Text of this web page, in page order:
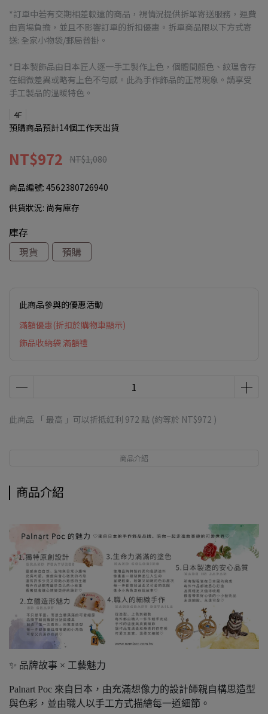
*訂單中若有交期相差較遠的商品，視情況提供拆單寄送服務，運費
由賣場負擔，並且不影響訂單的折扣優惠。拆單商品限以下方式寄
送: 全家小物袋/郵局普掛。
*日本製飾品由日本匠人逐一手工製作上色，個體間顏色、紋理會存
在細微差異或略有上色不勻感。此為手作飾品的正常現象。請享受
手工製品的溫暖特色。
4F
預購商品預計14個工作天出貨
NT$972 NT$1,080
商品編號: 4562380726940
供貨狀況: 尚有庫存
庫存
現貨
預購
此商品參與的優惠活動
滿額優惠(折扣於購物車顯示)
飾品收納袋 滿額禮
此商品 「 最高 」可以折抵紅利 972 點 (約等於 NT$972 )
商品介紹
商品介紹
✨ 品牌故事 × 工藝魅力
Palnart Poc 來自日本，由充滿想像力的設計師親自構思造型
與色彩，並由職人以手工方式描繪每一道細節。